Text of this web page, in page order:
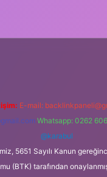
E-mail:
Whatsapp: 0262
@karabul
5651 Sayılı Kanun
(BTK) tarafından